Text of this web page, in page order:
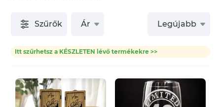
Szűrők Ár Legújabb
Itt szűrhetsz a KÉSZLETEN lévő termékekre >>